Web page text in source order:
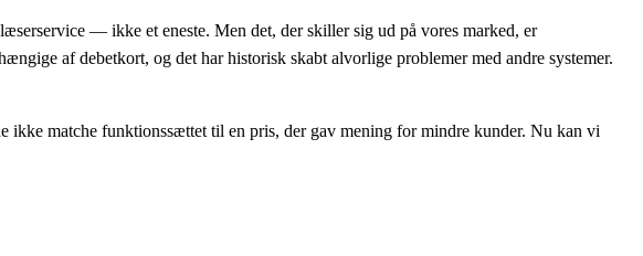
— ikke et eneste. Men det, der skiller sig ud på vores marked, er
af debetkort, og det har historisk skabt alvorlige problemer med andre systemer.
ikke matche funktionssættet til en pris, der gav mening for mindre kunder. Nu kan vi